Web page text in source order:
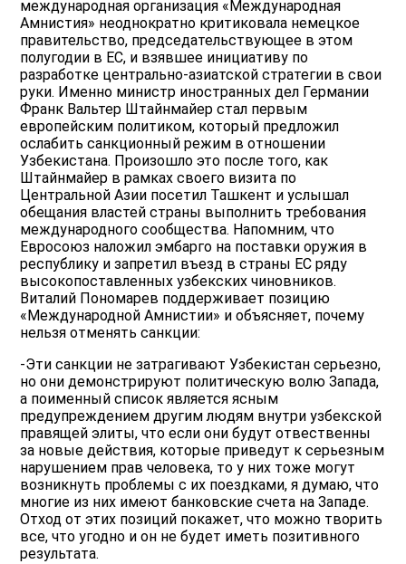
международная организация «Международная
Амнистия» неоднократно критиковала немецкое
правительство, председательствующее в этом
полугодии в ЕС, и взявшее инициативу по
разработке центрально-азиатской стратегии в свои
руки. Именно министр иностранных дел Германии
Франк Вальтер Штайнмайер стал первым
европейским политиком, который предложил
ослабить санкционный режим в отношении
Узбекистана. Произошло это после того, как
Штайнмайер в рамках своего визита по
Центральной Азии посетил Ташкент и услышал
обещания властей страны выполнить требования
международного сообщества. Напомним, что
Евросоюз наложил эмбарго на поставки оружия в
республику и запретил въезд в страны ЕС ряду
высокопоставленных узбекских чиновников.
Виталий Пономарев поддерживает позицию
«Международной Амнистии» и объясняет, почему
нельзя отменять санкции:
-Эти санкции не затрагивают Узбекистан серьезно,
но они демонстрируют политическую волю Запада,
а поименный список является ясным
предупреждением другим людям внутри узбекской
правящей элиты, что если они будут отвественны
за новые действия, которые приведут к серьезным
нарушением прав человека, то у них тоже могут
возникнуть проблемы с их поездками, я думаю, что
многие из них имеют банковские счета на Западе.
Отход от этих позиций покажет, что можно творить
все, что угодно и он не будет иметь позитивного
результата.